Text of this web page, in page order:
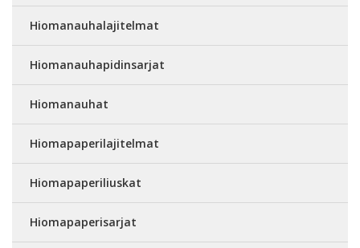
Hiomanauhalajitelmat
Hiomanauhapidinsarjat
Hiomanauhat
Hiomapaperilajitelmat
Hiomapaperiliuskat
Hiomapaperisarjat